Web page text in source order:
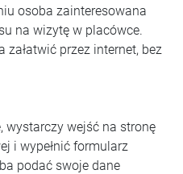
osoba zainteresowana
na wizytę w placówce.
przez internet, bez
wystarczy wejść na stronę
i wypełnić formularz
podać swoje dane